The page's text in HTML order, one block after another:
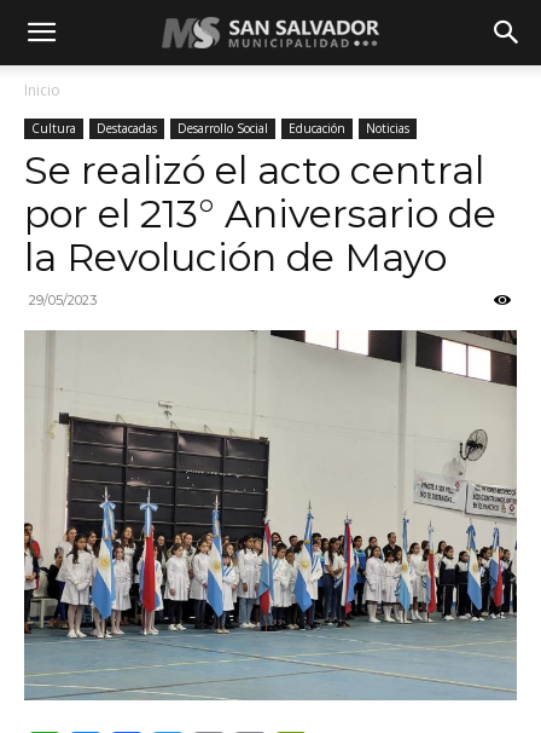
Inicio
Cultura Destacadas Desarrollo Social Educación Noticias
Se realizó el acto central
por el 213° Aniversario de
la Revolución de Mayo
29/05/2023